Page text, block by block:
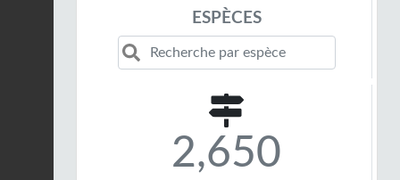
ESPÈCES
2,650